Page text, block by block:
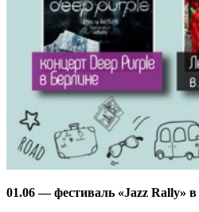
01.06 — фестиваль «Jazz Rally»